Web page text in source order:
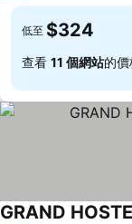
低至 $324
查看 11 個網站的價
GRAND